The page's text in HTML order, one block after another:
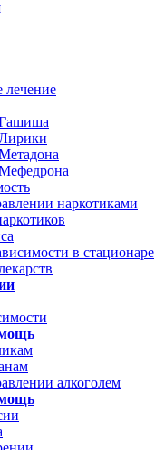
лечение
наркотиками
в стационаре
алкоголем